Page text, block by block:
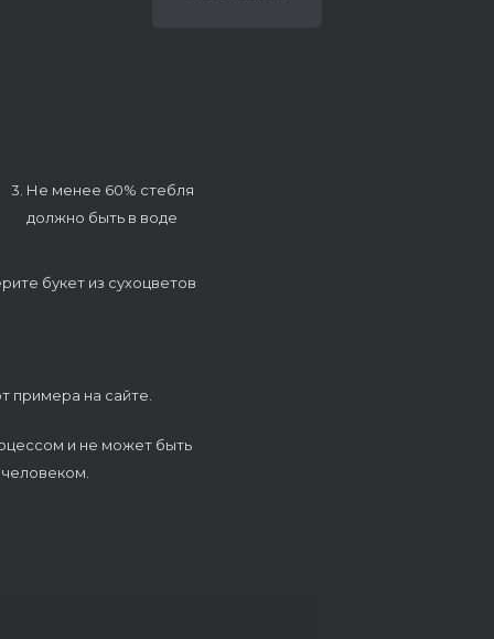
3. Не менее 60% стебля
должно быть в воде
букет из сухоцветов
примера на сайте.
и не может быть